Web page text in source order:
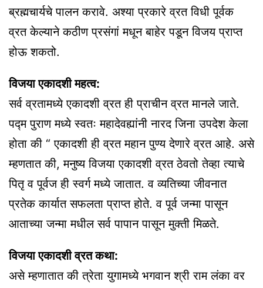
ब्रह्मचार्यचे पालन करावे. अश्या प्रकारे व्रत विधी पूर्वक
व्रत केल्याने कठीण प्रसंगां मधून बाहेर पडून विजय प्राप्त
होऊ शकतो.
विजया एकादशी महत्व:
सर्व व्रतामध्ये एकादशी व्रत ही प्राचीन व्रत मानले जाते.
पद्म पुराण मध्ये स्वतः महादेवह्यांनी नारद जिना उपदेश केला
होता की “ एकादशी ही व्रत महान पुण्य देणारे व्रत आहे. असे
म्हणतात की, मनुष्य विजया एकादशी व्रत ठेवतो तेव्हा त्याचे
पितृ व पूर्वज ही स्वर्ग मध्ये जातात. व व्यतिच्या जीवनात
प्रतेक कार्यात सफलता प्राप्त होते. व पूर्व जन्मा पासून
आताच्या जन्मा मधील सर्व पापान पासून मुक्ती मिळते.
विजया एकादशी व्रत कथा:
असे म्हणातात की त्रेता युगामध्ये भगवान श्री राम लंका वर